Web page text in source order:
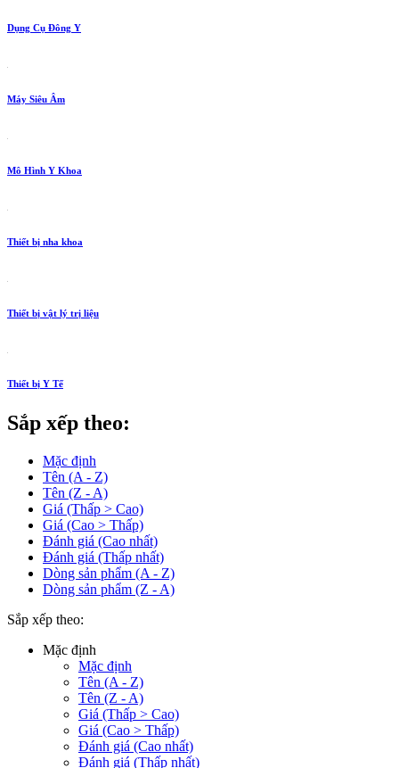
Dụng Cụ Đông Y
Máy Siêu Âm
Mô Hình Y Khoa
Thiết bị nha khoa
Thiết bị vật lý trị liệu
Thiết bị Y Tế
Sắp xếp theo:
Mặc định
Tên (A - Z)
Tên (Z - A)
Giá (Thấp > Cao)
Giá (Cao > Thấp)
Đánh giá (Cao nhất)
Đánh giá (Thấp nhất)
Dòng sản phẩm (A - Z)
Dòng sản phẩm (Z - A)
Sắp xếp theo:
Mặc định
Mặc định
Tên (A - Z)
Tên (Z - A)
Giá (Thấp > Cao)
Giá (Cao > Thấp)
Đánh giá (Cao nhất)
Đánh giá (Thấp nhất)